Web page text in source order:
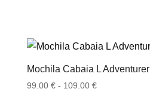
Mochila Cabaia L Adventurer
99.00 € - 109.00 €Rango